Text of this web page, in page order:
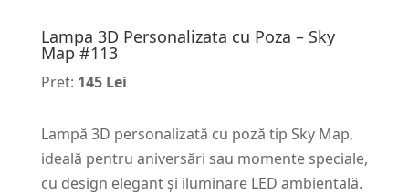
Lampa 3D Personalizata cu Poza – Sky
Map #113
Pret: 145 Lei
Lampă 3D personalizată cu poză tip Sky Map,
ideală pentru aniversări sau momente speciale,
cu design elegant și iluminare LED ambientală.